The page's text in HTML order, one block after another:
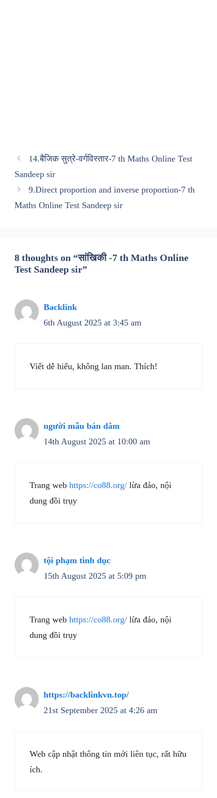
14.बैजिक सुत्रे-वर्गविस्तार-7 th Maths Online Test
Sandeep sir
9.Direct proportion and inverse proportion-7 th
Maths Online Test Sandeep sir
8 thoughts on “सांखिकी -7 th Maths Online
Test Sandeep sir”
Backlink
6th August 2025 at 3:45 am
Viết dễ hiểu, không lan man. Thích!
người mẫu bán dâm
14th August 2025 at 10:00 am
Trang web https://co88.org/ lừa đảo, nội
dung đồi trụy
tội phạm tình dục
15th August 2025 at 5:09 pm
Trang web https://co88.org/ lừa đảo, nội
dung đồi trụy
https://backlinkvn.top/
21st September 2025 at 4:26 am
Web cập nhật thông tin mới liên tục, rất hữu
ích.